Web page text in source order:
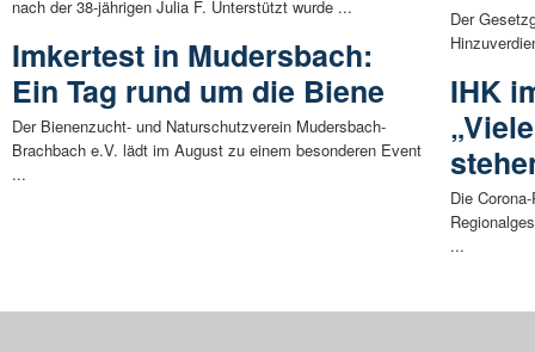
nach der 38-jährigen Julia F. Unterstützt wurde ...
Imkertest in Mudersbach:
Ein Tag rund um die Biene
Der Bienenzucht- und Naturschutzverein Mudersbach-
Brachbach e.V. lädt im August zu einem besonderen Event
...
Der
IHK
Die
...